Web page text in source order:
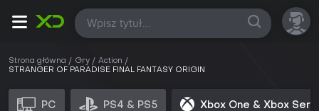
Wszystkie
Strona główna Gry
Action
STRANGER OF PARADISE FINAL FANTASY ORIGIN
PC PS4 & PS5 Xbox One & Xbox